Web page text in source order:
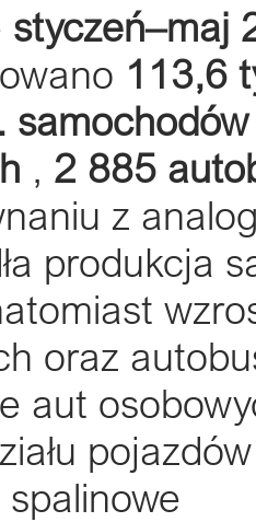
styczeń–maj
113,6
, 2 885
z
produkcja
oraz
aut
spalinowe